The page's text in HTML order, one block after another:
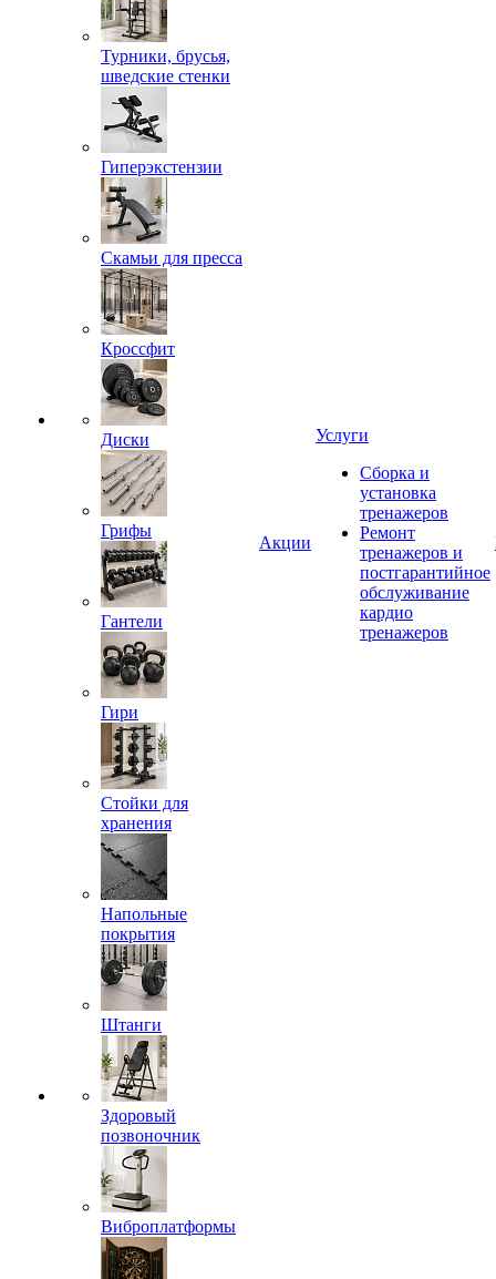
Турники, брусья,
шведские стенки
Гиперэкстензии
Скамьи для пресса
Кроссфит
Диски
Грифы
Гантели
Гири
Стойки для
хранения
Напольные
покрытия
Штанги
Здоровый
позвоночник
Виброплатформы
Акции
Услуги
Сборка и
установка
тренажеров
Ремонт
тренажеров и
постгарантийное
обслуживание
кардио
тренажеров